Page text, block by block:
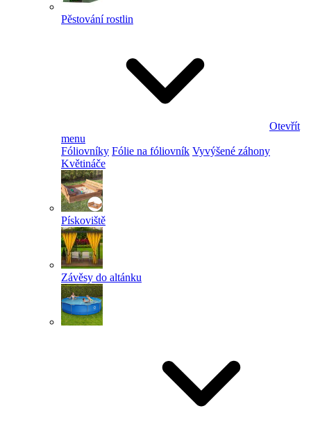
Pěstování rostlin
Otevřít
menu
Fóliovníky Fólie na fóliovník Vyvýšené záhony
Květináče
Pískoviště
Závěsy do altánku